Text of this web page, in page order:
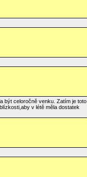
být celoročně venku. Zatím je toto
v létě měla dostatek